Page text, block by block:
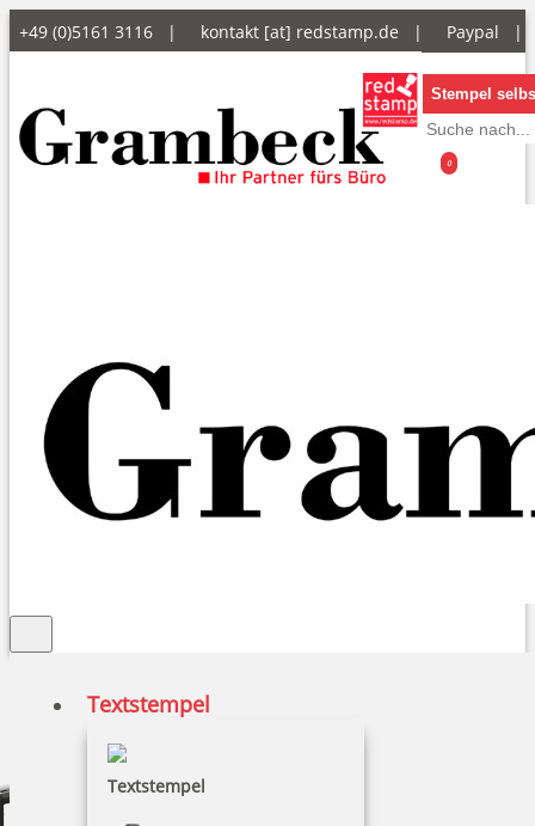
+49 (0)5161 3116 | kontakt [at] redstamp.de | Paypal
Stempel
0
Textstempel
Textstempel